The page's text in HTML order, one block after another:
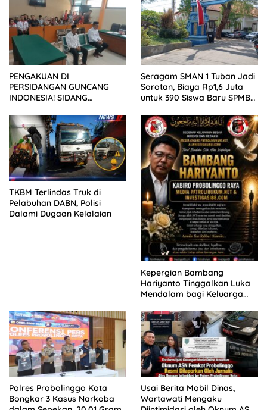
PENGAKUAN DI
PERSIDANGAN GUNCANG
INDONESIA! SIDANG
KELUARGA KORBAN
MENGAMUK DI PN MALANG
Seragam SMAN 1 Tuban Jadi
Sorotan, Biaya Rp1,6 Juta
untuk 390 Siswa Baru SPMB
TKBM Terlindas Truk di
Pelabuhan DABN, Polisi
Dalami Dugaan Kelalaian
Kepergian Bambang
Hariyanto Tinggalkan Luka
Mendalam bagi Keluarga
Polres Probolinggo Kota
Bongkar 3 Kasus Narkoba
Usai Berita Mobil Dinas,
Wartawati Mengaku